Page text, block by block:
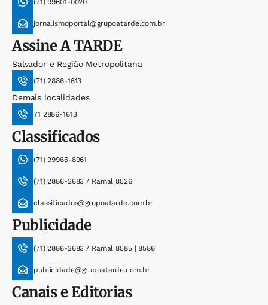
(71) 99601-0020
jornalismoportal@grupoatarde.com.br
AssineA TARDE
Salvador e Região Metropolitana
(71) 2886-1613
Demais localidades
71 2886-1613
Classificados
(71) 99965-8961
(71) 2886-2683 / Ramal 8526
classificados@grupoatarde.com.br
Publicidade
(71) 2886-2683 / Ramal 8585 | 8586
publicidade@grupoatarde.com.br
Canais e Editorias